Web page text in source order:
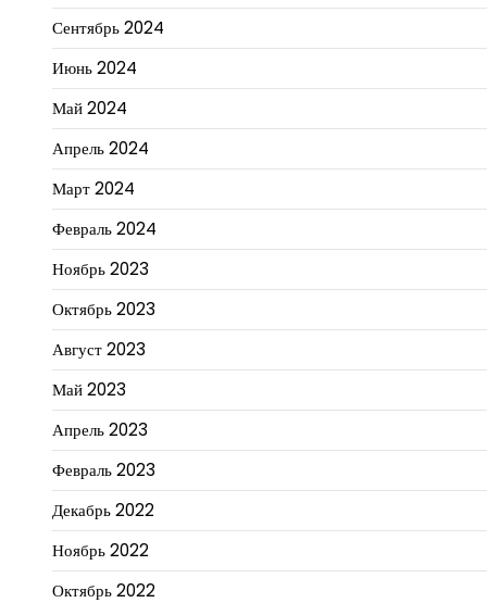
Сентябрь 2024
Июнь 2024
Май 2024
Апрель 2024
Март 2024
Февраль 2024
Ноябрь 2023
Октябрь 2023
Август 2023
Май 2023
Апрель 2023
Февраль 2023
Декабрь 2022
Ноябрь 2022
Октябрь 2022